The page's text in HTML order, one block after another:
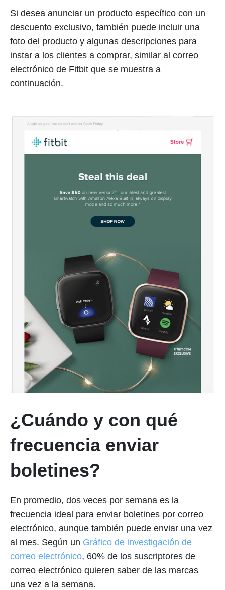
Si desea anunciar un producto específico con un
descuento exclusivo, también puede incluir una
foto del producto y algunas descripciones para
instar a los clientes a comprar, similar al correo
electrónico de Fitbit que se muestra a
continuación.
¿Cuándo y con qué
frecuencia enviar
boletines?
En promedio, dos veces por semana es la
frecuencia ideal para enviar boletines por correo
electrónico, aunque también puede enviar una vez
al mes. Según un Gráfico de investigación de
correo electrónico, 60% de los suscriptores de
correo electrónico quieren saber de las marcas
una vez a la semana.